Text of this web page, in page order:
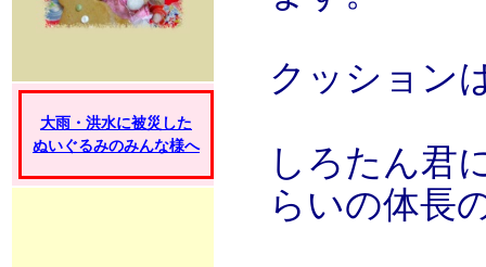
大雨・洪水に被災した
ぬいぐるみのみんな様へ
クッション
しろたん君
らいの体長